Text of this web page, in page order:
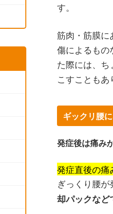
す。
筋肉・筋膜に
傷によるもの
た際には、
こすこともあ
ギックリ腰
発症後は痛み
発症直後の痛
ぎっくり腰が
却パックなど